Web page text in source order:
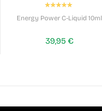
Bewertung:
Energy Power C-Liquid 10ml
39,95 €